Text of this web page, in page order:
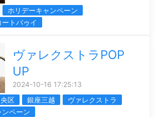
ホリデーキャンペーン
トバゥイ
ヴァレクストラPOP
UP
2024-10-16 17:25:13
区 銀座三越
ヴァレクストラ
ンペーン